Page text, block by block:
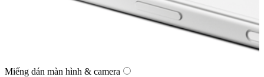
Miếng dán màn hình & camera